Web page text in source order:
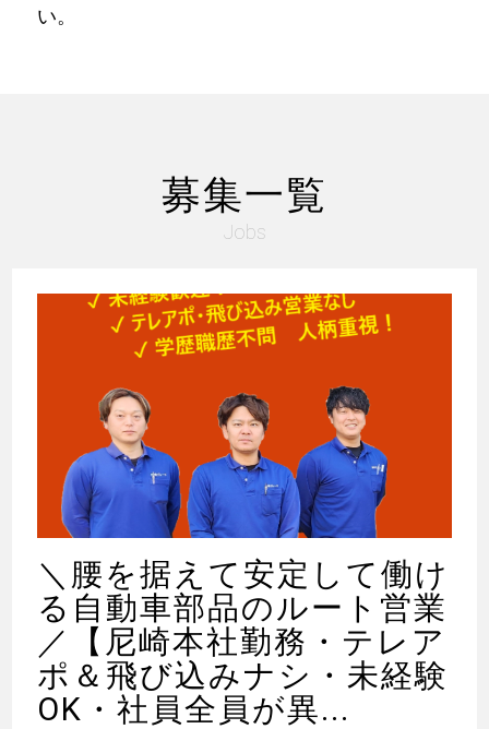
い。
募集一覧
Jobs
＼腰を据えて安定して働け
る自動車部品のルート営業
／【尼崎本社勤務・テレア
ポ＆飛び込みナシ・未経験
OK・社員全員が異...